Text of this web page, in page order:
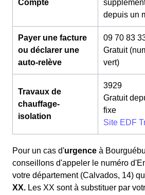
Compte
depuis un
Payer une facture
ou déclarer une
auto-relève
09 70 83
Gratuit
vert)
Travaux de
chauffage-
isolation
3929
Gratuit
fixe
Site EDF
Pour un cas d'urgence à
conseillons d'appeler le numéro
votre département (Calvados, 14)
XX. Les XX sont à substituer par